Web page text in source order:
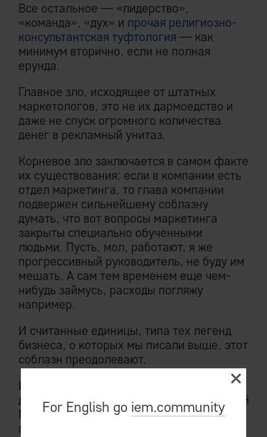
Все остальное — «лидерство»,
«команда», «дух» и прочая религиозно-
консультантская туфтология — как
минимум вторично, если не полная
ерунда.
Главное зло, исходящее от штатных
маркетологов, это не их дармоедство и
даже не спуск огромного количества
денег в рекламный унитаз.
Корневое зло заключается в самом факте
их существования: если в компании есть
отдел маркетинга, то глава компании
подвержен сильнейшему соблазну
думать, что вот вопросы маркетинга
закрыты специально обученными
людьми. Пусть, мол, работают, я же
прогрессивный руководитель, не буду им
мешать. А сам тем временем еще чем-
нибудь займусь, расходы погляжу
например.
И считанные единицы, типа тех легенд
бизнеса, о которых мы писали выше, этот
соблазн преодолевают.
И даже если вам сказочно повезло, и на
должность маркетолога попал Настоящий
Маркетолог — ничего это вам не
поможет, пусть даже это будет Стив
For English go iem.community